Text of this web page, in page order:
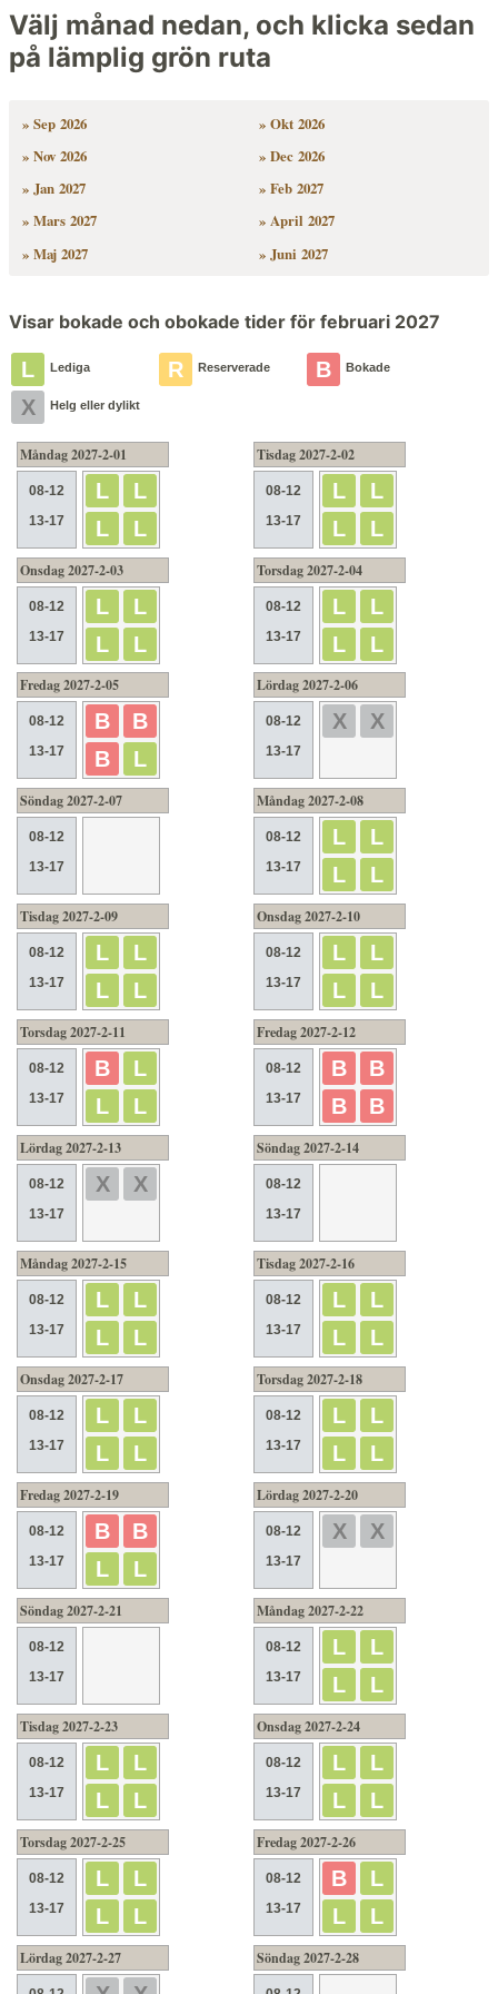
Välj månad nedan, och klicka sedan
på lämplig grön ruta
» Sep 2026
» Okt 2026
» Nov 2026
» Dec 2026
» Jan 2027
» Feb 2027
» Mars 2027
» April 2027
» Maj 2027
» Juni 2027
Visar bokade och obokade tider för februari 2027
L Lediga R Reserverade B Bokade
X Helg eller dylikt
Måndag 2027-2-01
08-12
13-17
L
L
L
L
Tisdag 2027-2-02
08-12
13-17
L
L
L
L
Onsdag 2027-2-03
08-12
13-17
L
L
L
L
Torsdag 2027-2-04
08-12
13-17
L
L
L
L
Fredag 2027-2-05
08-12
13-17
B
B
B
L
Lördag 2027-2-06
08-12
13-17
X X
Söndag 2027-2-07
08-12
13-17
Måndag 2027-2-08
08-12
13-17
L
L
L
L
Tisdag 2027-2-09
08-12
13-17
L
L
L
L
Onsdag 2027-2-10
08-12
13-17
L
L
L
L
Torsdag 2027-2-11
08-12
13-17
B
L
L
L
Fredag 2027-2-12
08-12
13-17
B
B
B
B
Lördag 2027-2-13
08-12
13-17
X X
Söndag 2027-2-14
08-12
13-17
Måndag 2027-2-15
08-12
13-17
L
L
L
L
Tisdag 2027-2-16
08-12
13-17
L
L
L
L
Onsdag 2027-2-17
08-12
13-17
L
L
L
L
Torsdag 2027-2-18
08-12
13-17
L
L
L
L
Fredag 2027-2-19
08-12
13-17
B
B
L
L
Lördag 2027-2-20
08-12
13-17
X X
Söndag 2027-2-21
08-12
13-17
Måndag 2027-2-22
08-12
13-17
L
L
L
L
Tisdag 2027-2-23
08-12
13-17
L
L
L
L
Onsdag 2027-2-24
08-12
13-17
L
L
L
L
Torsdag 2027-2-25
08-12
13-17
L
L
L
L
Fredag 2027-2-26
08-12
13-17
B
L
L
L
Lördag 2027-2-27 Söndag 2027-2-28